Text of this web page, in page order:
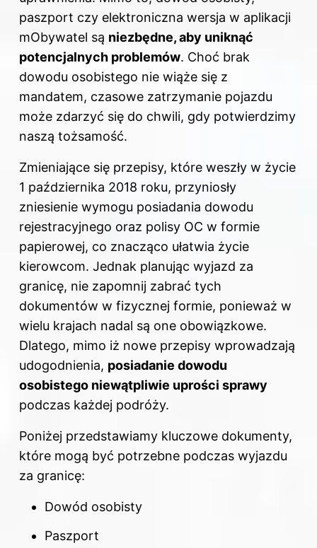
paszport czy elektroniczna wersja w aplikacji
mObywatel są niezbędne, aby uniknąć
potencjalnych problemów. Choć brak
dowodu osobistego nie wiąże się z
mandatem, czasowe zatrzymanie pojazdu
może zdarzyć się do chwili, gdy potwierdzimy
naszą tożsamość.
Zmieniające się przepisy, które weszły w życie
1 października 2018 roku, przyniosły
zniesienie wymogu posiadania dowodu
rejestracyjnego oraz polisy OC w formie
papierowej, co znacząco ułatwia życie
kierowcom. Jednak planując wyjazd za
granicę, nie zapomnij zabrać tych
dokumentów w fizycznej formie, ponieważ w
wielu krajach nadal są one obowiązkowe.
Dlatego, mimo iż nowe przepisy wprowadzają
udogodnienia, posiadanie dowodu
osobistego niewątpliwie uprości sprawy
podczas każdej podróży.
Poniżej przedstawiamy kluczowe dokumenty,
które mogą być potrzebne podczas wyjazdu
za granicę:
Dowód osobisty
Paszport